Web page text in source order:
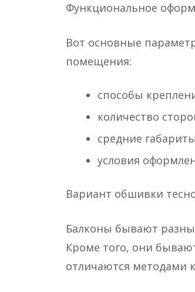
Функциональное
Вот основные
помещения:
способы
количество
средние
условия
Вариант обшивки
Балконы бывают
Кроме того, они
отличаются методами